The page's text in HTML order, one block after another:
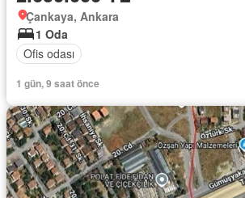
Çankaya, Ankara
1 Oda
Ofis odası
1 gün, 9 saat önce